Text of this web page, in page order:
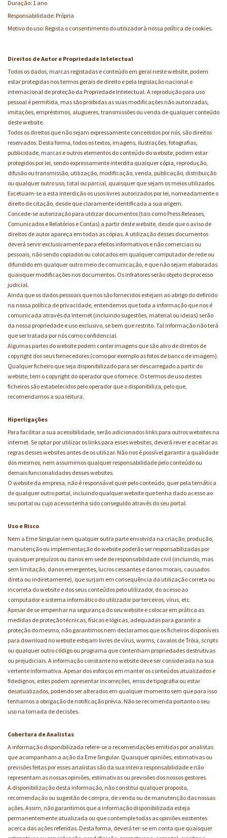
Duração: 1 ano
Responsabilidade: Própria
Motivo do uso: Regista o consentimento do utilizador à nossa política de cookies.
Direitos de Autor e Propriedade Intelectual
Todos os dados, marcas registadas e conteúdo em geral neste website, podem
estar protegidas nos termos gerais de direito e pela legislação nacional e
internacional de proteção da Propriedade Intelectual. A reprodução para uso
pessoal é permitida, mas são proibidas as suas modificações não autorizadas,
imitações, empréstimos, alugueres, transmissões ou venda de qualquer conteúdo
deste website.
Todos os direitos que não sejam expressamente concedidos por nós, são direitos
reservados. Desta forma, todos os textos, imagens, ilustrações, fotografias,
publicidade, marcas e outros elementos do conteúdo do website, podem estar
protegidos por lei, sendo expressamente interdita qualquer cópia, reprodução,
difusão ou transmissão, utilização, modificação, venda, publicação, distribuição
ou qualquer outro uso, total ou parcial, quaisquer que sejam os meios utilizados.
Excetuam-se a esta interdição os usos livres autorizados por lei, nomeadamente o
direito de citação, desde que claramente identificada a sua origem.
Concede-se autorização para utilizar documentos (tais como Press Releases,
Comunicados e Relatórios e Contas) a partir deste website, desde que o aviso de
direitos de autor apareça em todas as cópias. A utilização desses documentos
deverá servir exclusivamente para efeitos informativos e não comerciais ou
pessoais, não sendo copiados ou colocados em qualquer computador de rede ou
difundido em qualquer outro meio de comunicação, e que não sejam elaboradas
quaisquer modificações nos documentos. Os infratores serão objeto de processo
judicial.
Ainda que os dados pessoais que nos são fornecidos estejam ao abrigo do definido
na nossa política de privacidade, entendemos que toda a informação que nos é
comunicada através da internet (incluindo sugestões, material ou ideias) serão
da nossa propriedade e uso exclusivo, se bem que restrito. Tal informação não terá
que ser tratada por nós como confidencial.
Algumas partes do website podem conter imagens que são alvo de direitos de
copyright dos seus fornecedores (como por exemplo as fotos de banco de imagem).
Qualquer ficheiro que seja disponibilizado para ser descarregado a partir do
website, tem o copyright do operador que o fornece. Os termos de uso destes
ficheiros são estabelecidos pelo operador que o disponibiliza, pelo que,
recomendamos a sua leitura.
Hiperligações
Para facilitar a sua acessibilidade, serão adicionados links para outros websites na
internet. Se optar por utilizar os links para esses websites, deverá rever e aceitar as
regras desses websites antes de os utilizar. Não nos é possível garantir a qualidade
dos mesmos, nem assumimos qualquer responsabilidade pelo conteúdo ou
demais funcionalidades desses websites.
O website da empresa, não é responsável quer pelo conteúdo, quer pela temática
de qualquer outro portal, incluindo qualquer website que tenha dado acesso ao
seu portal ou cujo acesso tenha sido conseguido através do seu portal.
Uso e Risco
Nem a Eme Singular nem qualquer outra parte envolvida na criação, produção,
manutenção ou implementação do website poderão ser responsabilizadas por
quaisquer prejuízos ou danos em sede de responsabilidade civil (incluindo, mas
sem limitação, danos emergentes, lucros cessantes e danos morais, causados
direta ou indiretamente), que surjam em consequência da utilização correta ou
incorreta do website e dos seus conteúdos pelo utilizador, do acesso ao
computador e sistema informático do utilizador por terceiros, vírus, etc.
Apesar de se empenhar na segurança do seu website e colocar em prática as
medidas de proteção técnicas, físicas e lógicas, adequadas para garantir a
proteção do mesmo, não garantimos nem declaramos que os ficheiros disponíveis
para download no website estejam livres de vírus, worms, cavalos de Tróia, scripts
ou qualquer outro código ou programa que contenham propriedades destrutivas
ou prejudiciais. A informação constante no website deve ser considerada na sua
vertente informativa. Apesar dos esforços em manter os conteúdos atualizados e
fidedignos, estes podem apresentar incorreções, erros de tipografia ou estar
desatualizados, podendo ser alterados em qualquer momento sem que para isso
tenhamos a obrigação de notificação prévia. Não se recomenda portanto o seu
uso na tomada de decisões.
Cobertura de Analistas
A informação disponibilizada refere-se a recomendações emitidas por analistas
que acompanham a ação da Eme Singular. Quaisquer opiniões, estimativas ou
previsões feitas por esses analistas são da sua inteira responsabilidade e não
representam as nossas opiniões, estimativas ou previsões dos nossos gestores.
A disponibilização desta informação, não constitui qualquer proposta,
recomendação ou sugestão de compra, de venda ou de manutenção das nossas
ações. Assim, não garantimos que a informação disponibilizada esteja
permanentemente atualizada ou que contemple todas as opiniões existentes
acerca das ações referidas. Desta forma, deverá ter-se em conta que quaisquer